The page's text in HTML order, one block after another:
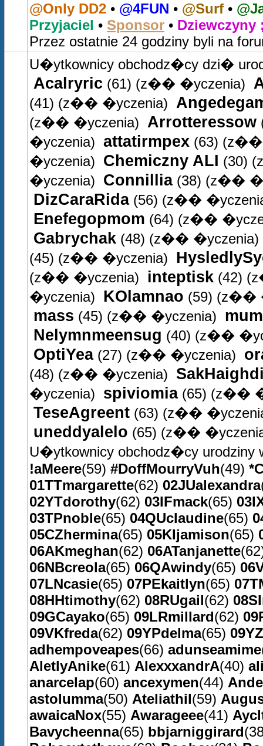
@Only DD2 • @4FUN • @Surf •
Przyjaciel • Sponsor • Dziewczyny
Przez ostatnie 24 godziny byli na
U�ytkownicy obchodz�cy dzi�
Acalryric (61) (z�� �yczenia)
(41) (z�� �yczenia)
(z�� �yczenia) Arrotteressow
�yczenia) attatirmpex (63) (z��
�yczenia) Chemiczny ALI (30)
�yczenia) Connillia(38) (z��
DizCaraRida(56) (z��
Enefegopmom (64) (z��
Gabrychak (48) (z�� �yczenia)
(45) (z�� �yczenia)
(z�� �yczenia) inteptisk (42)
�yczenia) KOlamnao (59) (z��
mass (45) (z�� �yczenia)
Nelymnmeensug (40) (z��
OptiYea(27) (z�� �yczenia)
(48) (z�� �yczenia)
�yczenia) spiviomia(65) (z��
TeseAgreent (63) (z��
uneddyalelo (65) (z��
U�ytkownicy obchodz�cy
!aMeere(59) #DoffMourryVuh(49)
01TTmargarette(62) 02JUalexandra
02YTdorothy(62) 03IFmack(65)
03TPnoble(65) 04QUclaudine(65)
05CZhermina(65) 05KIjamison(65)
06AKmeghan(62) 06ATanjanette
06NBcreola(65) 06QAwindy(65)
07LNcasie(65) 07PEkaitlyn(65)
08HHtimothy(62) 08RUgail(62)
09GCayako(65) 09LRmillard(62)
09VKfreda(62) 09YPdelma(65)
adhempoveapes(66) adunseamime
AletlyAnike(61) AlexxxandrA(40)
anarcelap(60) ancexymen(44)
astolumma(50) Ateliathil(59)
awaicaNox(55) Awarageee(41)
Bavycheenna(65) bbjarniggirard